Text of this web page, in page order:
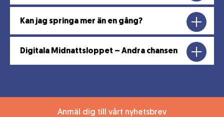
Kan jag springa mer än en gång?
Digitala Midnattsloppet – Andra chansen
Anmäl dig till vårt nyhetsbrev